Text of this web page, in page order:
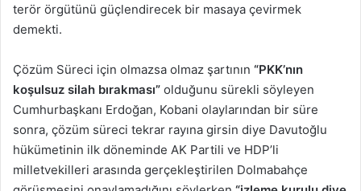
terör örgütünü güçlendirecek bir masaya çevirmek
demekti.
Çözüm Süreci için olmazsa olmaz şartının “PKK’nın
koşulsuz silah bırakması” olduğunu sürekli söyleyen
Cumhurbaşkanı Erdoğan, Kobani olaylarından bir süre
sonra, çözüm süreci tekrar rayına girsin diye Davutoğlu
hükümetinin ilk döneminde AK Partili ve HDP’li
milletvekilleri arasında gerçekleştirilen Dolmabahçe